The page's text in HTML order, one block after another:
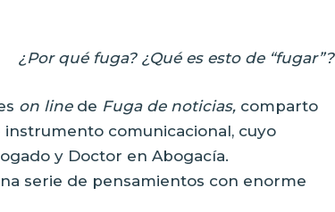
¿Por qué fuga? ¿Qué es esto de “fugar”?
on linede Fuga de noticias, comparto
comunicacional, cuyo
y Doctor en Abogacía.
serie de pensamientos con enorme